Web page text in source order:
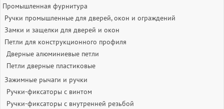
Промышленная фурнитура
Ручки промышленные для дверей, окон и ограждений
Замки и защелки для дверей и окон
Петли для конструкционного профиля
Дверные алюминиевые петли
Петли дверные пластиковые
Зажимные рычаги и ручки
Ручки-фиксаторы c винтом
Ручки-фиксаторы c внутренней резьбой